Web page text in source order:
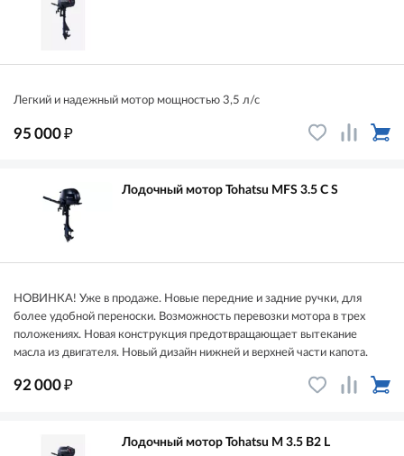
Легкий и надежный мотор мощностью 3,5 л/с
95 000₽
Лодочный мотор Tohatsu MFS 3.5 C S
НОВИНКА! Уже в продаже. Новые передние и задние ручки, для
более удобной переноски. Возможность перевозки мотора в трех
положениях. Новая конструкция предотвращающает вытекание
масла из двигателя. Новый дизайн нижней и верхней части капота.
92 000₽
Лодочный мотор Tohatsu M 3.5 B2 L